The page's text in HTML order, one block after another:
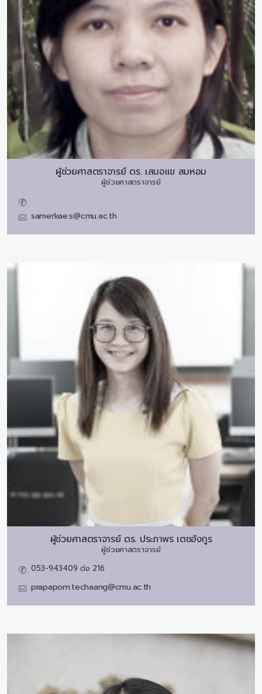
ผู้ช่วยศาสตราจารย์ ดร. เสมอแข สมหอม
ผู้ช่วยศาสตราจารย์
samerkae.s@cmu.ac.th
ผู้ช่วยศาสตราจารย์ ดร. ประภาพร เตชอังกูร
ผู้ช่วยศาสตราจารย์
053-943409 ต่อ 216
prapaporn.techaang@cmu.ac.th